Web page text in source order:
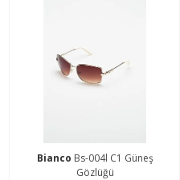
Bianco Bs-004l C1 Güneş
Gözlüğü